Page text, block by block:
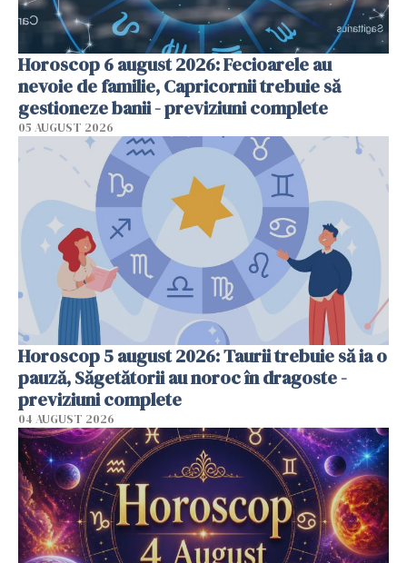
Horoscop 6 august 2026: Fecioarele au
nevoie de familie, Capricornii trebuie să
gestioneze banii - previziuni complete
05 AUGUST 2026
Horoscop 5 august 2026: Taurii trebuie să ia o
pauză, Săgetătorii au noroc în dragoste -
previziuni complete
04 AUGUST 2026